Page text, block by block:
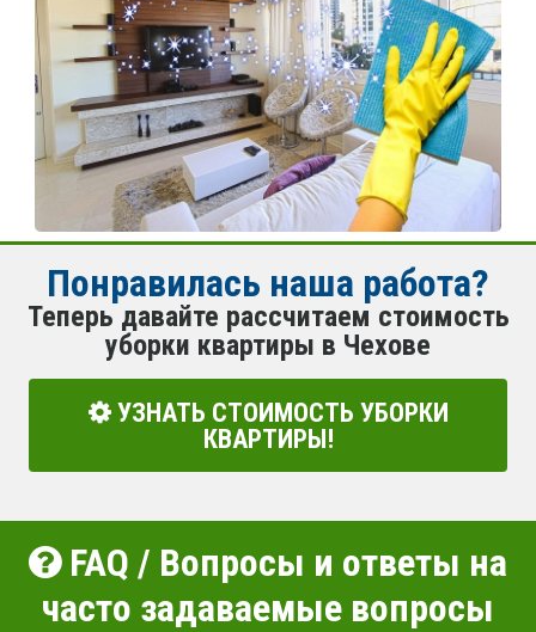
Понравилась наша работа?
Теперь давайте рассчитаем стоимость
уборки квартиры в Чехове
УЗНАТЬ СТОИМОСТЬ УБОРКИ
КВАРТИРЫ!
FAQ / Вопросы и ответы на
часто задаваемые вопросы